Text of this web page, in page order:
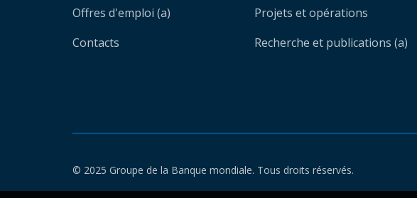
Offres d'emploi (a)
Contacts
Projets et opérations
Recherche et publications (a)
© 2025 Groupe de la Banque mondiale. Tous droits réservés.